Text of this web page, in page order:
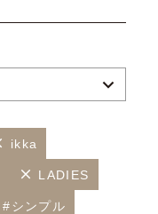
ikka
LADIES
#シンプル